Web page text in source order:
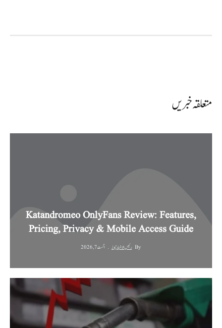
متعلقہ خبریں
Katandromeo OnlyFans Review: Features,
Pricing, Privacy & Mobile Access Guide
By رئیس الاخبار نیوز اگست 7, 2026